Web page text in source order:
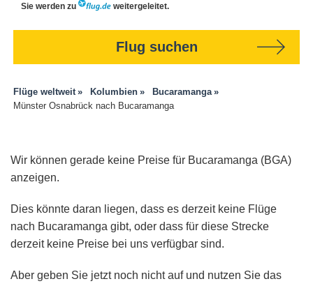
Sie werden zu weitergeleitet.
Flug suchen
Flüge weltweit Kolumbien
Bucaramanga
Münster Osnabrück nach Bucaramanga
Wir können gerade keine Preise für Bucaramanga (BGA)
anzeigen.
Dies könnte daran liegen, dass es derzeit keine Flüge
nach Bucaramanga gibt, oder dass für diese Strecke
derzeit keine Preise bei uns verfügbar sind.
Aber geben Sie jetzt noch nicht auf und nutzen Sie das